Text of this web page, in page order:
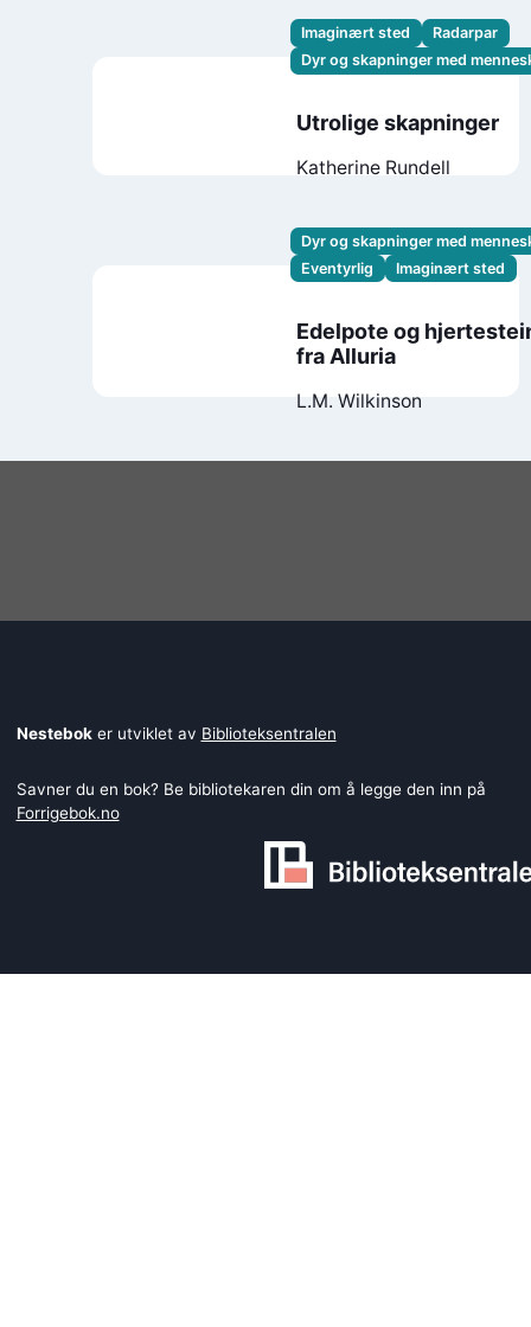
Imaginært sted
Radarpar
Dyr og skapninger med
Utrolige skapninger
Katherine Rundell
Dyr og skapninger med
Eventyrlig
Imaginært sted
Edelpote og
fra Alluria
L.M. Wilkinson
Nesteboker utviklet av Biblioteksentralen
Savner du en bok? Be bibliotekaren din om å legge den inn på
Forrigebok.no